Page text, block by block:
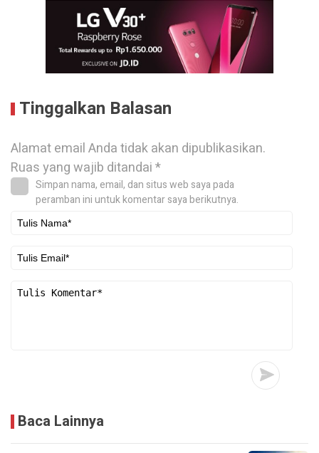
Tinggalkan Balasan
Alamat email Anda tidak akan dipublikasikan.
Ruas yang wajib ditandai*
Simpan nama, email, dan situs web saya pada
peramban ini untuk komentar saya berikutnya.
Baca Lainnya